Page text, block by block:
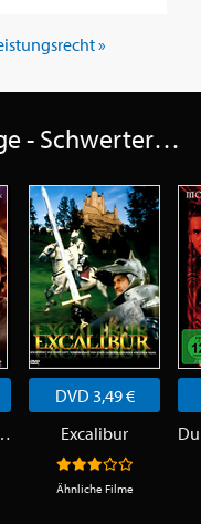
»
Passend zu Dungeon Siege - Schwerter des Königs
Falken
DVD 3,49 €
Excalibur
Ähnliche Filme